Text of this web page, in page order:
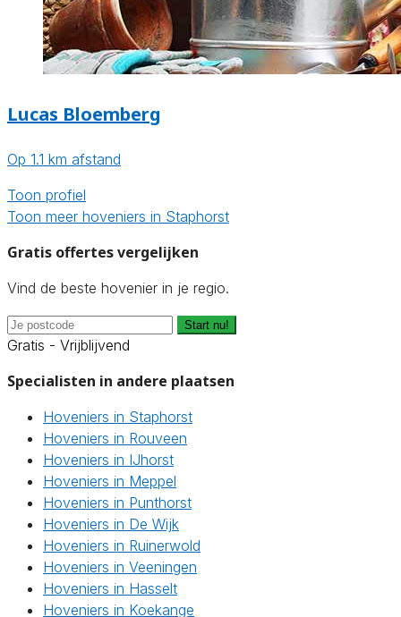
Lucas Bloemberg
Op 1.1 km afstand
Toon profiel
Toon meer hoveniers in Staphorst
Gratis offertes vergelijken
Vind de beste hovenier in je regio.
Start nu!
Gratis - Vrijblijvend
Specialisten in andere plaatsen
Hoveniers in Staphorst
Hoveniers in Rouveen
Hoveniers in IJhorst
Hoveniers in Meppel
Hoveniers in Punthorst
Hoveniers in De Wijk
Hoveniers in Ruinerwold
Hoveniers in Veeningen
Hoveniers in Hasselt
Hoveniers in Koekange